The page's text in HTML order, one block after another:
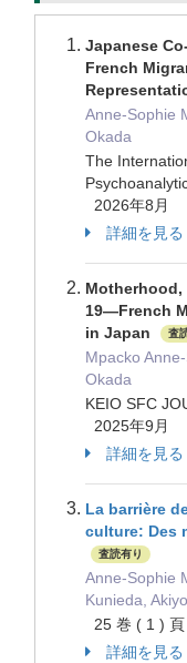
Japanese
French
Anne-Sophie
Okada
The
2026年8月
詳細を見る
Motherhood,
19―French
in Japan
査
Mpacko
Okada
KEIO SFC
2025年9月
詳細を見る
La barrière
culture: Des
査読有り
Anne-Sophie
Kunieda,
25 巻 ( 1 )
詳細を見る